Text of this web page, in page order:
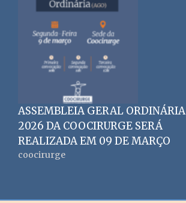
ASSEMBLEIA GERAL ORDINÁRIA
2026 DA COOCIRURGE SERÁ
REALIZADA EM 09 DE MARÇO
coocirurge